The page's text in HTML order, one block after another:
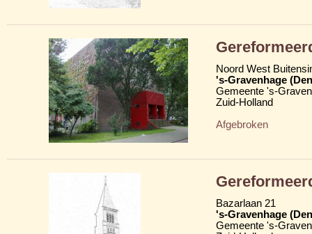
Noord West
's-Gravenhage
Gemeente 's-
Zuid-Holland
Afgebroken
Bazarlaan 21
's-Gravenhage
Gemeente 's-